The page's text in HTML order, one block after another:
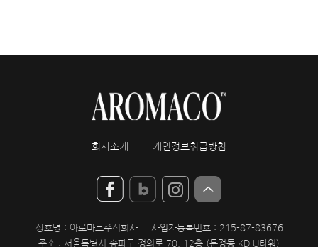
회사소개 개인정보취급방침
상호명 : 아로마코주식회사
사업자등록번호 : 215-87-83676
주소 : 서울특별시 송파구 정의로 70, 12층 (문정동 KD U타워)